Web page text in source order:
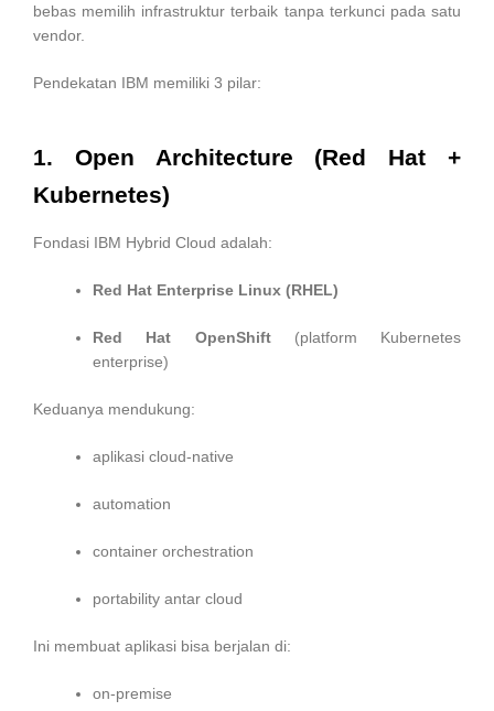
bebas memilih infrastruktur terbaik tanpa terkunci pada satu
vendor.
Pendekatan IBM memiliki 3 pilar:
1. Open Architecture (Red Hat +
Kubernetes)
Fondasi IBM Hybrid Cloud adalah:
Red Hat Enterprise Linux (RHEL)
Red Hat OpenShift(platform Kubernetes
enterprise)
Keduanya mendukung:
aplikasi cloud-native
automation
container orchestration
portability antar cloud
Ini membuat aplikasi bisa berjalan di:
on-premise